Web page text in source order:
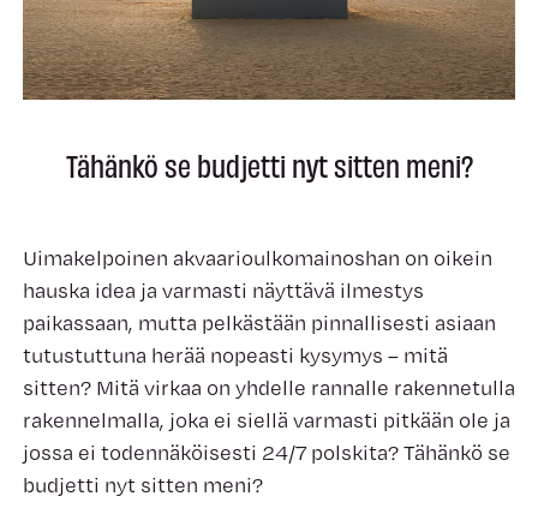
Tähänkö se budjetti nyt sitten meni?
Uimakelpoinen akvaarioulkomainoshan on oikein
hauska idea ja varmasti näyttävä ilmestys
paikassaan, mutta pelkästään pinnallisesti asiaan
tutustuttuna herää nopeasti kysymys – mitä
sitten? Mitä virkaa on yhdelle rannalle rakennetulla
rakennelmalla, joka ei siellä varmasti pitkään ole ja
jossa ei todennäköisesti 24/7 polskita? Tähänkö se
budjetti nyt sitten meni?